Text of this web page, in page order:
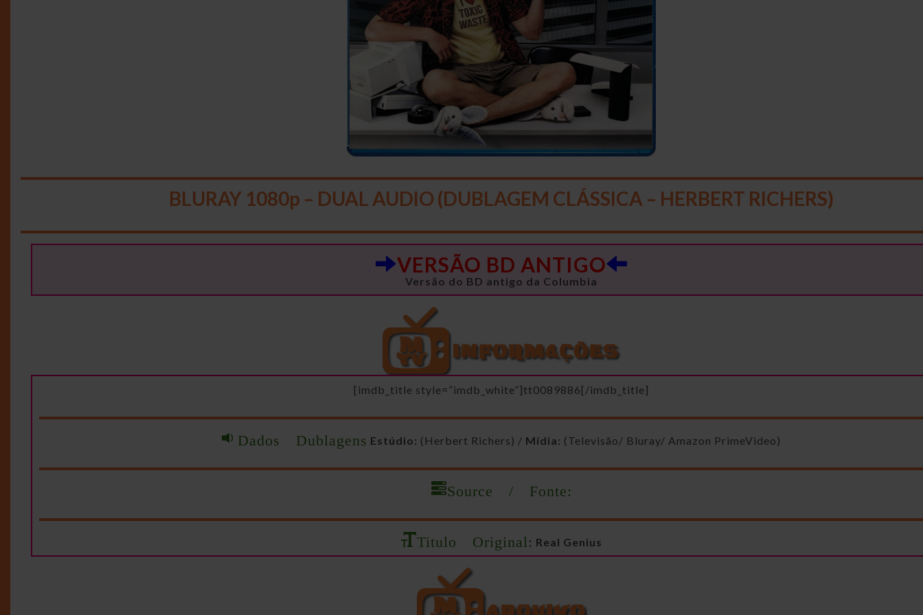
BLURAY 1080p – DUAL AUDIO (DUBLAGEM CLÁSSICA – HERBERT RICHERS)
VERSÃO BD ANTIGO
Versão do BD antigo da Columbia
[imdb_title style=”imdb_white”]tt0089886[/imdb_title]
Dados Dublagens Estúdio: (Herbert Richers) / Mídia: (Televisão/ Bluray/ Amazon PrimeVideo)
Source / Fonte:
Titulo Original: Real Genius